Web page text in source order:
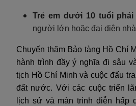
Trẻ em dưới 10 tuổi
người lớn hoặc đại diện
Chuyến thăm Bảo tàng Hồ Chí
hành trình đầy ý nghĩa đi sâu
tịch Hồ Chí Minh và cuộc đấu
đất nước. Với các cuộc triển
lịch sử và màn trình diễn hấp